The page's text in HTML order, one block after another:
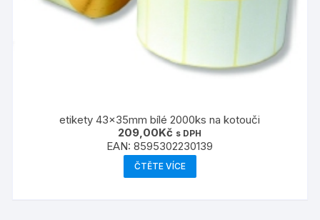
etikety 43x35mm bílé 2000ks na kotouči
209,00Kč s DPH
EAN:8595302230139
ČTĚTE VÍCE